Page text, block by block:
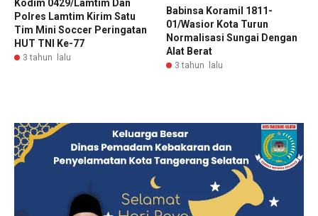
Kodim 0429/Lamtim Dan
Polres Lamtim Kirim Satu
Tim Mini Soccer Peringatan
HUT TNI Ke-77
3 tahun lalu
Babinsa Koramil 1811-
01/Wasior Kota Turun
Normalisasi Sungai Dengan
Alat Berat
3 tahun lalu